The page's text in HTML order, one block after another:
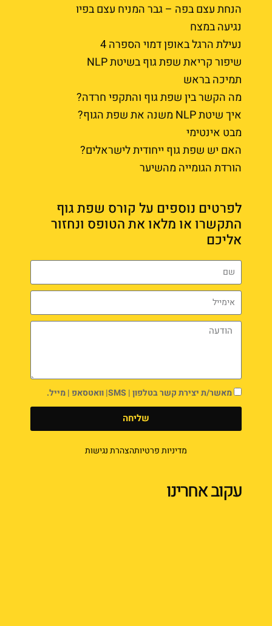
הנחת עצם בפה – גבר המניח עצם בפיו
נגיעה במצח
נעילת הרגל באופן דמוי הספרה 4
שיפור קריאת שפת גוף בשיטת NLP
תמיכה בראש
מה הקשר בין שפת גוף והתקפי חרדה?
איך שיטת NLP משנה את שפת הגוף?
מבט אינטימי
האם יש שפת גוף ייחודית לישראלים?
הורדת הגומייה מהשיער
לפרטים נוספים על קורס שפת גוף
התקשרו או מלאו את הטופס ונחזור
אליכם
מאשר/ת יצירת קשר בטלפון | SMS| וואטסאפ | מייל.
שליחה
מדיניות פרטיותהצהרת נגישות
עקוב אחרינו